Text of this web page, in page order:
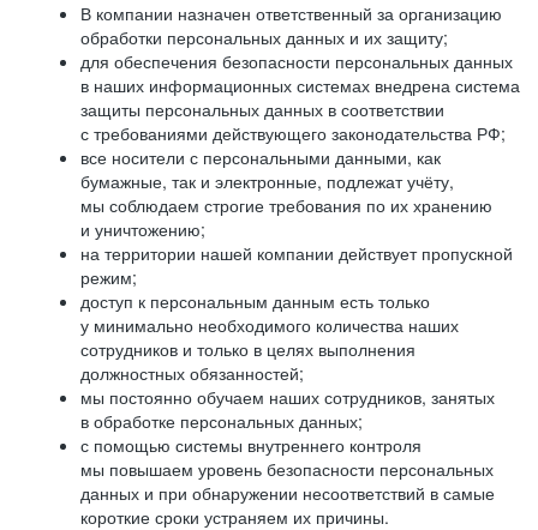
В компании назначен ответственный за организацию
обработки персональных данных и их защиту;
для обеспечения безопасности персональных данных
в наших информационных системах внедрена система
защиты персональных данных в соответствии
с требованиями действующего законодательства РФ;
все носители с персональными данными, как
бумажные, так и электронные, подлежат учёту,
мы соблюдаем строгие требования по их хранению
и уничтожению;
на территории нашей компании действует пропускной
режим;
доступ к персональным данным есть только
у минимально необходимого количества наших
сотрудников и только в целях выполнения
должностных обязанностей;
мы постоянно обучаем наших сотрудников, занятых
в обработке персональных данных;
с помощью системы внутреннего контроля
мы повышаем уровень безопасности персональных
данных и при обнаружении несоответствий в самые
короткие сроки устраняем их причины.